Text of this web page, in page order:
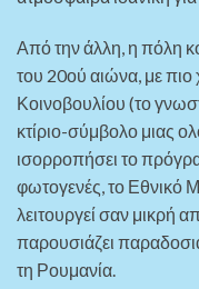
Από την άλλη, η πόλη
του 20ού αιώνα, με πιο
Κοινοβουλίου (το
κτίριο-σύμβολο μιας
ισορροπήσει το
φωτογενές, το Εθνικό
λειτουργεί σαν μικρή
παρουσιάζει
τη Ρουμανία.